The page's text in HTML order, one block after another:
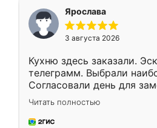
Ярослава
3 августа 2026
Кухню здесь заказали.
телеграмм. Выбрали
Согласовали день для
недели кухня была уже
довольны работой.
мебель за качественную
Читать полностью